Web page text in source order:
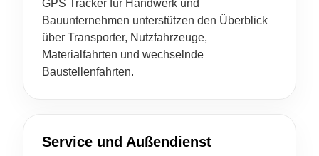
GPS Tracker für Handwerk und
Bauunternehmen unterstützen den Überblick
über Transporter, Nutzfahrzeuge,
Materialfahrten und wechselnde
Baustellenfahrten.
Service und Außendienst